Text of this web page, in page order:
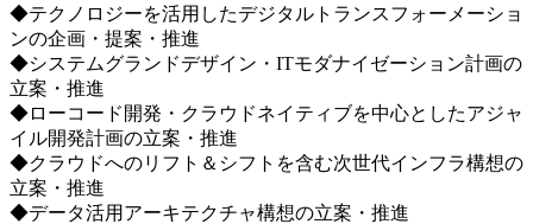
◆テクノロジーを活用したデジタルトランスフォーメーショ
ンの企画・提案・推進
◆システムグランドデザイン・ITモダナイゼーション計画の
立案・推進
◆ローコード開発・クラウドネイティブを中心としたアジャ
イル開発計画の立案・推進
◆クラウドへのリフト＆シフトを含む次世代インフラ構想の
立案・推進
◆データ活用アーキテクチャ構想の立案・推進